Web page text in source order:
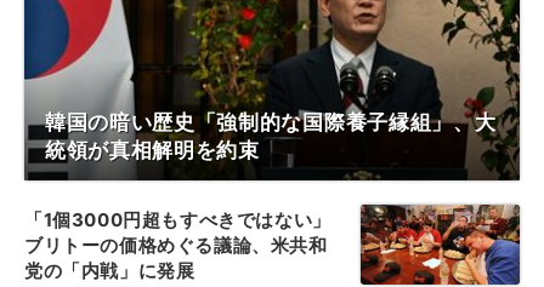
韓国の暗い歴史「強制的な国際養子縁組」、大
統領が真相解明を約束
「1個3000円超もすべきではない」
ブリトーの価格めぐる議論、米共和
党の「内戦」に発展